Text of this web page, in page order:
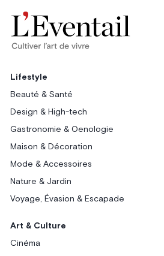
Lifestyle
Beauté & Santé
Design & High-tech
Gastronomie & Oenologie
Maison & Décoration
Mode & Accessoires
Nature & Jardin
Voyage, Évasion & Escapade
Art & Culture
Cinéma